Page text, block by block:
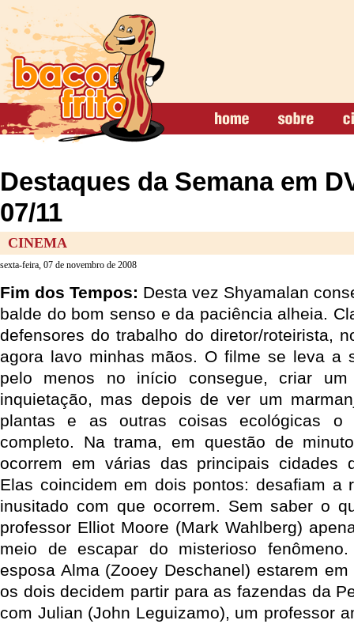
Destaques da Semana em
07/11
CINEMA
sexta-feira, 07 de novembro de 2008
Fim dos Tempos: Desta vez Shyamalan
balde do bom senso e da paciência alheia.
defensores do trabalho do diretor/roteirista,
agora lavo minhas mãos. O filme se leva a
pelo menos no início consegue, criar
inquietação, mas depois de ver um
plantas e as outras coisas ecológicas
completo. Na trama, em questão de
ocorrem em várias das principais cidades
Elas coincidem em dois pontos: desafiam a
inusitado com que ocorrem. Sem saber o
professor Elliot Moore (Mark Wahlberg)
meio de escapar do misterioso
esposa Alma (Zooey Deschanel) estarem
os dois decidem partir para as fazendas da
com Julian (John Leguizamo), um professor